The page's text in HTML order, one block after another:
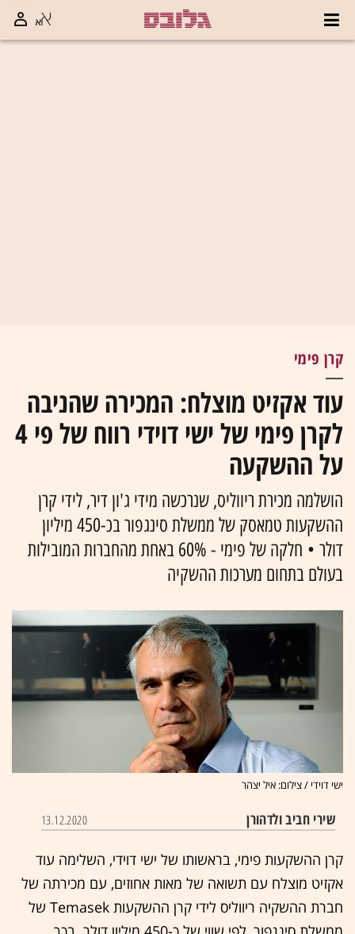
קרן פימי
עוד אקזיט מוצלח: המכירה שהניבה
לקרן פימי של ישי דוידי רווח של פי 4
על ההשקעה
הושלמה מכירת ריווליס, שנרכשה מידי ג'ון דיר, לידי קרן
ההשקעות טמאסק של ממשלת סינגפור בכ-450 מיליון
דולר • חלקה של פימי - 60% באחת מהחברות המובילות
בעולם בתחום מערכות ההשקיה
ישי דוידי / צילום: איל יצהר
שירי חביב ולדהורן 13.12.2020
קרן ההשקעות פימי, בראשותו של ישי דוידי, השלימה עוד
אקזיט מוצלח עם תשואה של מאות אחוזים, עם מכירתה של
חברת ההשקיה ריווליס לידי קרן ההשקעות Temasek של